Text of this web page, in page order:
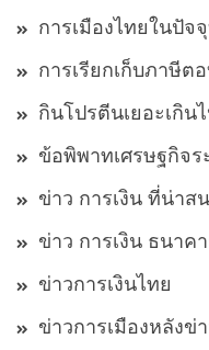
การเมืองไทยในปัจ
การเรียกเก็บภาษีต
กินโปรตีนเยอะเกิน
ข้อพิพาทเศรษฐกิจร
ข่าว การเงิน ที่น่าส
ข่าว การเงิน ธนาค
ข่าวการเงินไทย
ข่าวการเมืองหลังข่